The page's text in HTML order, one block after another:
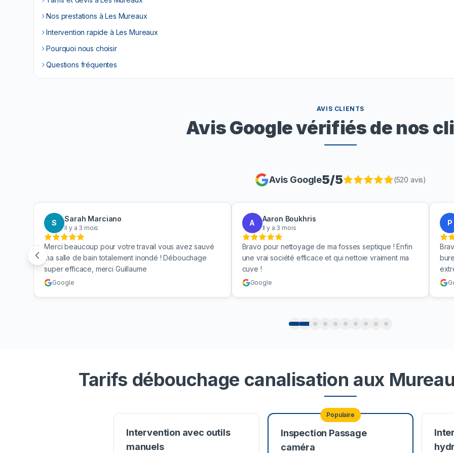
Nos prestations à Les Mureaux
Intervention rapide à Les Mureaux
Pourquoi nous choisir
Questions fréquentes
AVIS CLIENTS
Avis Google vérifiés de nos
Avis Google5/5 (520 avis)
S Sarah Marciano
Il y a 3 mois
Merci beaucoup pour votre travail vous avez sauvé
ma salle de bain totalement inondé ! Débouchage
super efficace, merci Guillaume
Google
A Aaron Boukhris
Il y a 3 mois
Bravo pour nettoyage de ma fosses septique ! Enfin
une vrai société efficace et qui nettoie vraiment ma
cuve !
Google
P
Tarifs débouchage canalisation aux
Intervention avec outils
manuels
Populaire
Inspection Passage
caméra